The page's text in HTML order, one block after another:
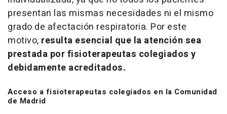
presentan las mismas necesidades ni el mismo
grado de afectación respiratoria. Por este
motivo, resulta esencial que la atención sea
prestada por fisioterapeutas colegiados y
debidamente acreditados.
Acceso a fisioterapeutas colegiados en la Comunidad
de Madrid